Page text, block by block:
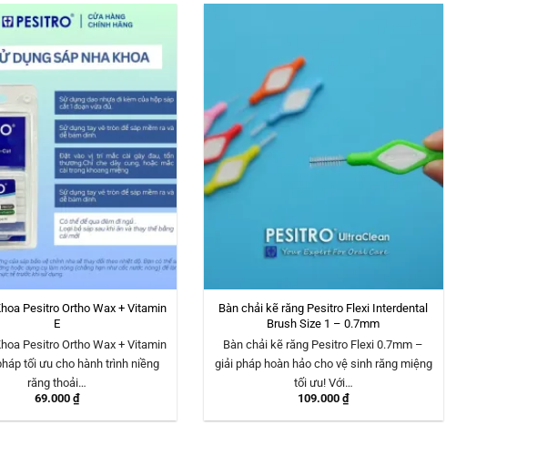
Pesitro Ortho Wax + Vitamin
E
Pesitro Ortho Wax + Vitamin
tối ưu cho hành trình niềng
răng thoải…
69.000 ₫
Bàn chải kẽ răng Pesitro Flexi Interdental
Brush Size 1 – 0.7mm
Bàn chải kẽ răng Pesitro Flexi 0.7mm –
giải pháp hoàn hảo cho vệ sinh răng miệng
tối ưu! Với…
109.000 ₫